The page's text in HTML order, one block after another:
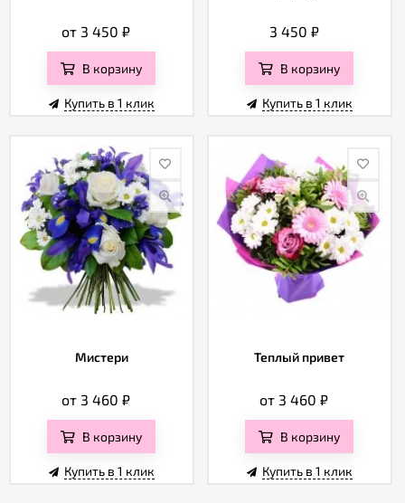
от 3 450₽
В корзину
Купить в 1 клик
3 450 ₽
В корзину
Купить в 1 клик
Мистери
от 3 460₽
В корзину
Купить в 1 клик
Теплый привет
от 3 460₽
В корзину
Купить в 1 клик